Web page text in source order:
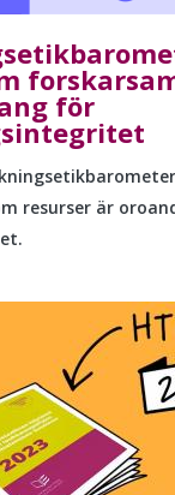
för
resurser är